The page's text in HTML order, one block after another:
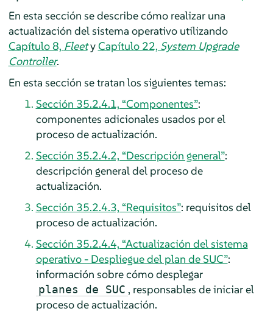
En esta sección se describe cómo realizar una
actualización del sistema operativo utilizando
Capítulo 8, FleetyCapítulo 22, System Upgrade
Controller.
En esta sección se tratan los siguientes temas:
Sección 35.2.4.1, “Componentes”:
componentes adicionales usados por el
proceso de actualización.
Sección 35.2.4.2, “Descripción general”:
descripción general del proceso de
actualización.
Sección 35.2.4.3, “Requisitos”: requisitos del
proceso de actualización.
Sección 35.2.4.4, “Actualización del sistema
operativo - Despliegue del plan de SUC”:
información sobre cómo desplegar
planes de SUC , responsables de iniciar el
proceso de actualización.